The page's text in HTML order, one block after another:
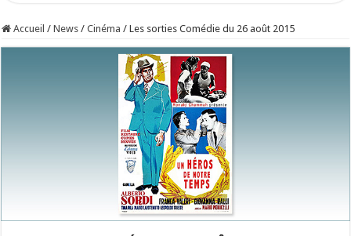
Accueil / News / Cinéma / Les sorties Comédie du 26 août 2015